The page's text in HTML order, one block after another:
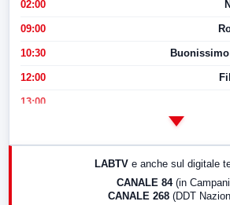
02:00
09:00
10:30
12:00
13:00
LABTV e anche sul digitale
CANALE 84 (in
CANALE 268 (DDT